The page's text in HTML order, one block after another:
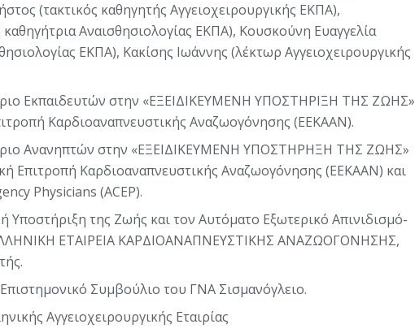
(τακτικός καθηγητής Αγγειοχειρουργικής ΕΚΠΑ),
Αναισθησιολογίας ΕΚΠΑ), Κουσκούνη Ευαγγελία
ΕΚΠΑ), Κακίσης Ιωάννης (λέκτωρ Αγγειοχειρουργικής
Εκπαιδευτών στην «ΕΞΕΙΔΙΚΕΥΜΕΝΗ ΥΠΟΣΤΗΡΙΞΗ ΤΗΣ ΖΩΗΣ»
Καρδιοαναπνευστικής Αναζωογόνησης (ΕΕΚΑΑΝ).
Ανανηπτών στην «ΕΞΕΙΔΙΚΕΥΜΕΝΗ ΥΠΟΣΤΗΡΗΞΗ ΤΗΣ ΖΩΗΣ»
Καρδιοαναπνευστικής Αναζωογόνησης (ΕΕΚΑΑΝ) και
Physicians (ACEP).
Υποστήριξη της Ζωής και τον Αυτόματο Εξωτερικό Απινιδισμό-
ΕΤΑΙΡΕΙΑ ΚΑΡΔΙΟΑΝΑΠΝΕΥΣΤΙΚΗΣ ΑΝΑΖΩΟΓΟΝΗΣΗΣ,
Συμβούλιο του ΓΝΑ Σισμανόγλειο.
Αγγειοχειρουργικής Εταιρίας